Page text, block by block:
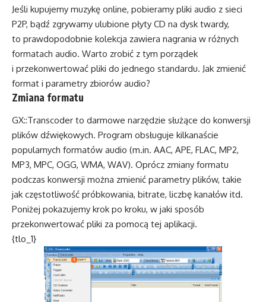
Jeśli kupujemy muzykę online, pobieramy pliki audio z sieci
P2P, bądź zgrywamy ulubione płyty CD na dysk twardy,
to prawdopodobnie kolekcja zawiera nagrania w różnych
formatach audio. Warto zrobić z tym porządek
i przekonwertować pliki do jednego standardu. Jak zmienić
format i parametry zbiorów audio?
Zmiana formatu
GX::Transcoder to darmowe narzędzie służące do konwersji
plików dźwiękowych. Program obsługuje kilkanaście
popularnych formatów audio (m.in. AAC, APE, FLAC, MP2,
MP3, MPC, OGG, WMA, WAV). Oprócz zmiany formatu
podczas konwersji można zmienić parametry plików, takie
jak częstotliwość próbkowania, bitrate, liczbę kanałów itd.
Poniżej pokazujemy krok po kroku, w jaki sposób
przekonwertować pliki za pomocą tej aplikacji.
{tlo_1}